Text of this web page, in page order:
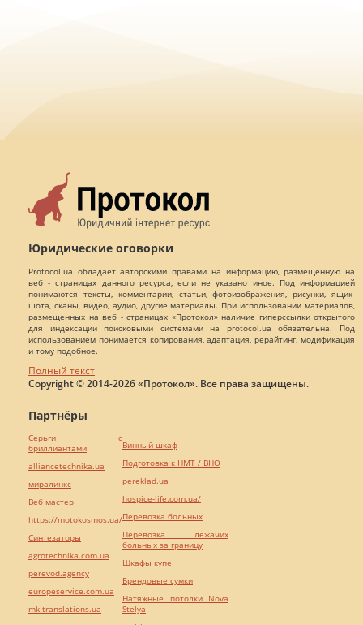
Юридические оговорки
Protocol.ua обладает авторскими правами на информацию, размещенную на
веб - страницах данного ресурса, если не указано иное. Под информацией
понимаются тексты, комментарии, статьи, фотоизображения, рисунки, ящик-
шота, сканы, видео, аудио, другие материалы. При использовании материалов,
размещенных на веб - страницах «Протокол» наличие гиперссылки открытого
для индексации поисковыми системами на protocol.ua обязательна. Под
использованием понимается копирования, адаптация, рерайтинг, модификация
и тому подобное.
Полный текст
Copyright © 2014-2026 «Протокол». Все права защищены.
Партнёры
Серьги с
бриллиантами
alliancetechnika.ua
миралинкс
Веб мастер
https://motokosmos.ua/
Синтезаторы
agrotechnika.com.ua
perevod.agency
europeservice.com.ua
mk-translations.ua
Винный шкаф
Подготовка к НМТ / ВНО
pereklad.ua
hospice-life.com.ua/
Перевозка больных
Перевозка лежачих
больных за границу
Шкафы купе
Брендовые сумки
Натяжные потолки Nova
Stelya